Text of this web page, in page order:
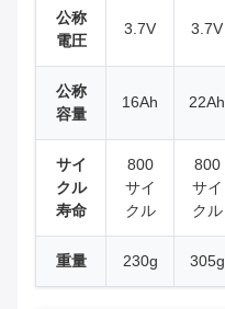
公称
電圧
3.7V 3.7V
公称
容量
16Ah 22Ah
サイ
クル
寿命
800
サイ
クル
800
サイ
クル
重量 230g 305g